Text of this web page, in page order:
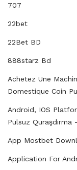
707
22bet
22Bet BD
888starz Bd
Achetez Une
Domestique Coin
Android, IOS
Pulsuz Quraşdırma
App Mostbet
Application For